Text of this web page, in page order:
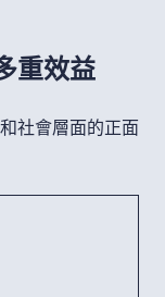
重效益
社會層面的正面